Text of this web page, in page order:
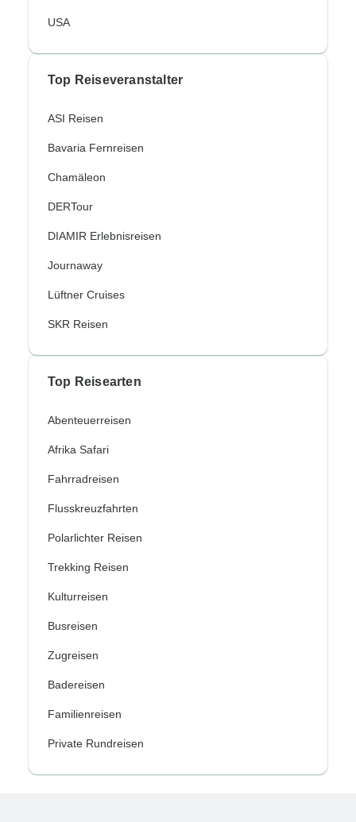
USA
Top Reiseveranstalter
ASI Reisen
Bavaria Fernreisen
Chamäleon
DERTour
DIAMIR Erlebnisreisen
Journaway
Lüftner Cruises
SKR Reisen
Top Reisearten
Abenteuerreisen
Afrika Safari
Fahrradreisen
Flusskreuzfahrten
Polarlichter Reisen
Trekking Reisen
Kulturreisen
Busreisen
Zugreisen
Badereisen
Familienreisen
Private Rundreisen